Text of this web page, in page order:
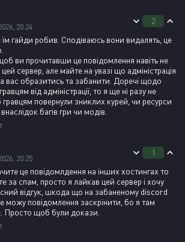
20:24
2
їм гайди робив. Сподіваюсь вони видалять, це
ви прочитавши це повідомлення навіть не
сервер, але майте на увазі що адміністрація
вас образитись та забанити. Доречі щодо
від адміністрації, то я ще ні разу не
повернули зниклих курей, чи ресурси
багів гри чи модів.
20:25
1
це повідомлдення на інших хостингах то
за спам, просто я лайкав цей сервер і хочу
відгук, шкода що на забаненому discord
можу повідомлення заскрінити, бо я там
Просто щоб були докази.